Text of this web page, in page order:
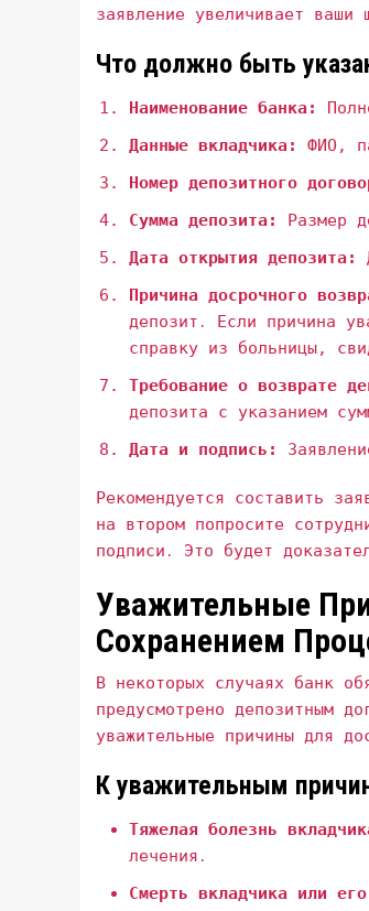
заявление увеличивает ваши
Что должно быть
Наименование банка:
Данные вкладчика:
ФИО‚
Номер депозитного
Сумма депозита:
Размер
Дата открытия депозита:
Причина досрочного
депозит․ Если причина
справку из больницы‚
Требование о возврате
депозита с указанием
Дата и подпись:
Рекомендуется составить
на втором попросите
подписи․ Это будет
Уважительные
Сохранением
В некоторых случаях банк
предусмотрено депозитным
уважительные причины для
К уважительным
Тяжелая болезнь
лечения․
Смерть вкладчика или